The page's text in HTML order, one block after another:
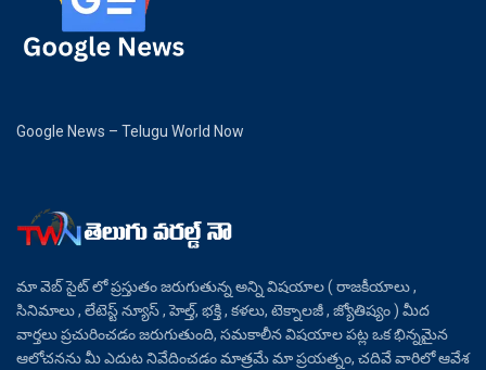
Google News – Telugu World Now
మా వెబ్ సైట్ లో ప్రస్తుతం జరుగుతున్న అన్ని విషయాల ( రాజకీయాలు ,
సినిమాలు , లేటెస్ట్ న్యూస్ , హెల్త్, భక్తి , కళలు, టెక్నాలజీ , జ్యోతిష్యం ) మీద
వార్తలు ప్రచురించడం జరుగుతుంది, సమకాలీన విషయాల పట్ల ఒక భిన్నమైన
ఆలోచనను మీ ఎదుట నివేదించడం మాత్రమే మా ప్రయత్నం, చదివే వారిలో ఆవేశ